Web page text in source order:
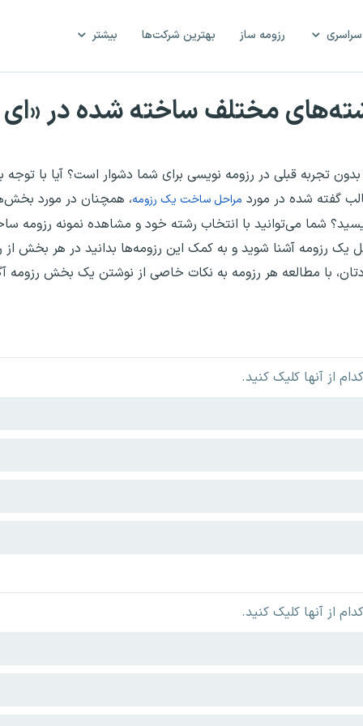
رزومه ساز بهترین شرکت‌ها بیشتر
مختلف ساخته شده در
تجربه قبلی در رزومه نویسی برای شما دشوار است؟ آیا با توجه
گفته شده در مورد مراحل ساخت یک رزومه، همچنان در مورد
شما می‌توانید با انتخاب رشته خود و مشاهده نمونه رزومه
یک رزومه آشنا شوید و به کمک این رزومه‌ها بدانید در هر بخش از
با مطالعه هر رزومه به نکات خاصی از نوشتن یک بخش رزومه
از آنها کلیک کنید.
از آنها کلیک کنید.